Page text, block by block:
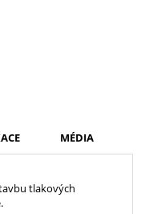
MÉDIA
tlakových